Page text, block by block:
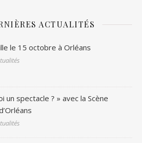
ACTUALITÉS
le 15 octobre à Orléans
un spectacle ? » avec la Scène